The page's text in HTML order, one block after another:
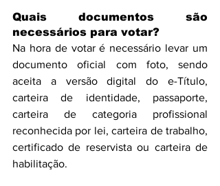
Quais documentos são
necessários para votar?
Na hora de votar é necessário levar um
documento oficial com foto, sendo
aceita a versão digital do e-Título,
carteira de identidade, passaporte,
carteira de categoria profissional
reconhecida por lei, carteira de trabalho,
certificado de reservista ou carteira de
habilitação.